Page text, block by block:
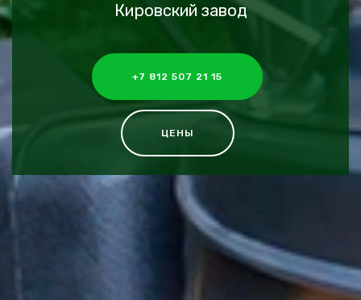
Кировский завод
+7 812 507 21 15
ЦЕНЫ